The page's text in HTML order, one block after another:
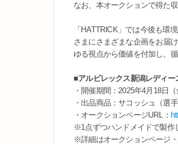
なお、本オークションで得た
「HATTRICK」では今後も環
さまにさまざまな企画をお届
ゆる視点から価値を付加し、
■アルビレックス新潟レディ
・開催期間：2025年4月18日
・出品商品：サコッシュ（選
・オークションページURL：
※1点ずつハンドメイドで製作
※詳細はオークションページ